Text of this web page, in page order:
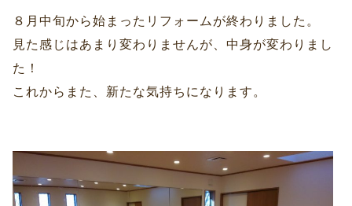
８月中旬から始まったリフォームが終わりました。
見た感じはあまり変わりませんが、中身が変わりまし
た！
これからまた、新たな気持ちになります。